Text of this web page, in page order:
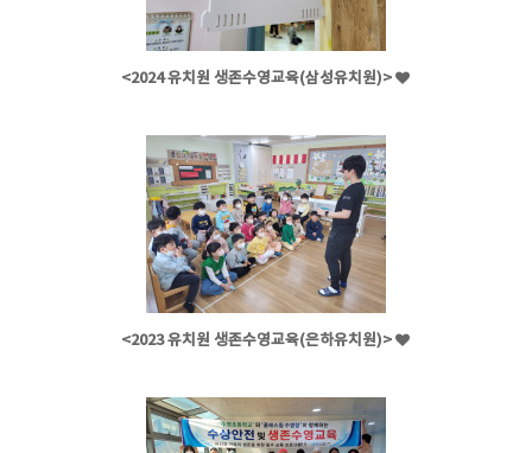
<2024 유치원 생존수영교육(삼성유치원)>
<2023 유치원 생존수영교육(은하유치원)>